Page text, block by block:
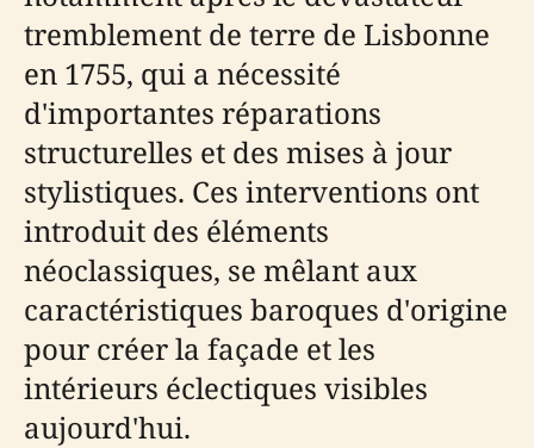
tremblement de terre de Lisbonne
en 1755, qui a nécessité
d'importantes réparations
structurelles et des mises à jour
stylistiques. Ces interventions ont
introduit des éléments
néoclassiques, se mêlant aux
caractéristiques baroques d'origine
pour créer la façade et les
intérieurs éclectiques visibles
aujourd'hui.